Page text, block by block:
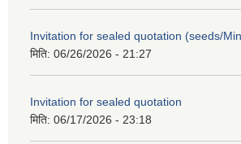
Invitation for sealed quotation (seeds/
मिति: 06/26/2026 - 21:27
Invitation for sealed quotation
मिति: 06/17/2026 - 23:18